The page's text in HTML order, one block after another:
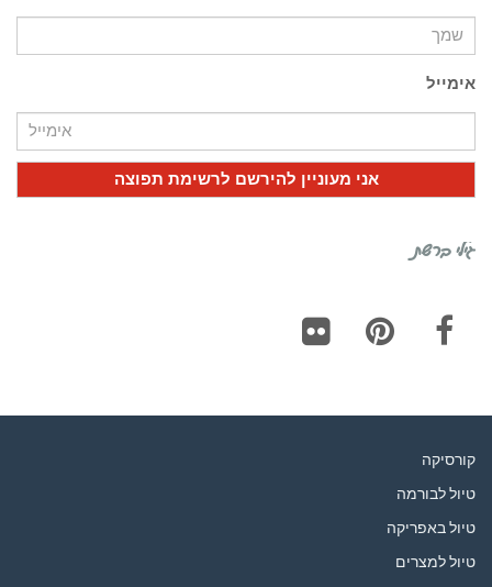
אימייל
גילי ברשת
קורסיקה
טיול לבורמה
טיול באפריקה
טיול למצרים